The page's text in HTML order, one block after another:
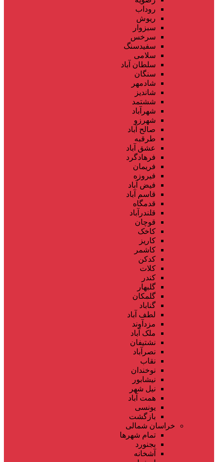
روداب
ریوش
سبزوار
سرخس
سفیدسنگ
سلامی
سلطان آباد
سنگان
شادمهر
شاندیز
ششتمد
شهرآباد
شهرزو
صالح آباد
طرقبه
عشق آباد
فرهادگرد
فریمان
فیروزه
فیض آباد
قاسم آباد
قدمگاه
قلندرآباد
قوچان
کاخک
کاریز
کاشمر
کدکن
کلات
کندر
گلبهار
گلمکان
گناباد
لطف آباد
مزدآوند
ملک آباد
نشتیفان
نصرآباد
نقاب
نوخندان
نیشابور
نیل شهر
همت آباد
یونسی
بازگشت
خراسان شمالی
تمام شهر‌ها
بجنورد
آشخانه